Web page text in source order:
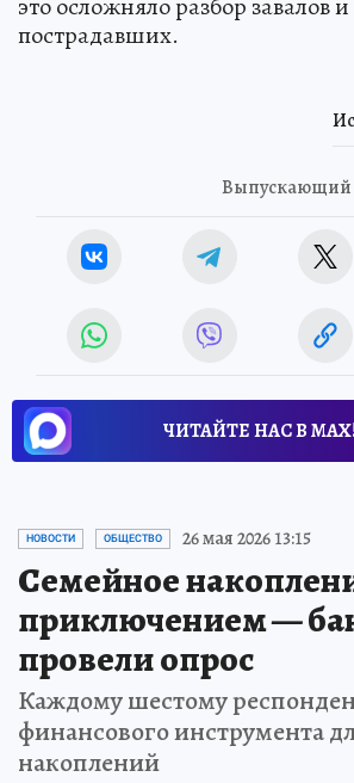
это осложняло разбор завалов
пострадавших.
Выпускающий
ЧИТАЙТЕ НАС В
НОВОСТИ ОБЩЕСТВО 26 мая 2026 13:15
Семейное
приключением —
провели опрос
Каждому шестому
финансового инструмента
накоплений